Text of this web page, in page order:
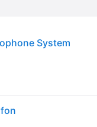
System